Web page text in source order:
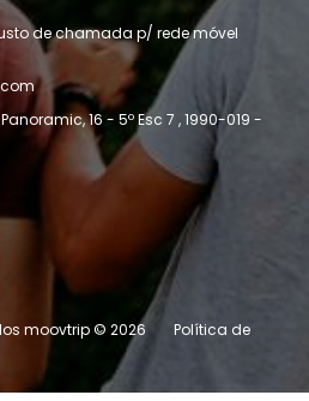
de chamada p/ rede móvel
16 - 5º Esc 7 , 1990-019 -
moovtrip © 2026
Política de